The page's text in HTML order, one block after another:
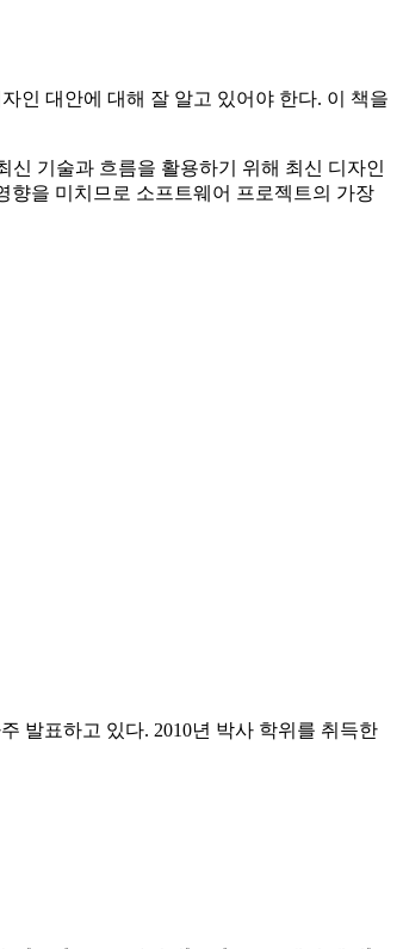
인 대안에 대해 잘 알고 있어야 한다. 이 책을
기술과 흐름을 활용하기 위해 최신 디자인
향을 미치므로 소프트웨어 프로젝트의 가장
발표하고 있다. 2010년 박사 학위를 취득한